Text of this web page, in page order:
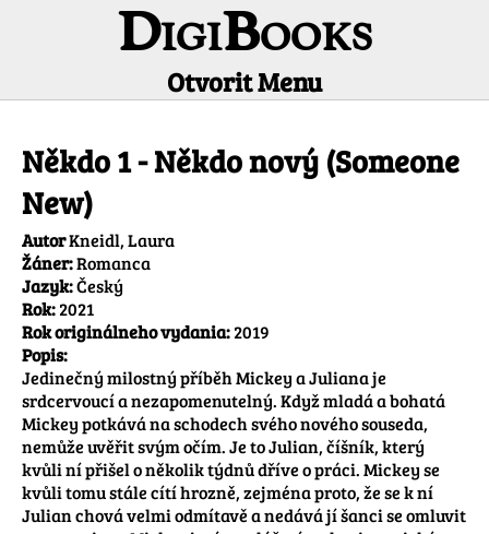
DigiBooks
Otvorit Menu
Někdo 1 - Někdo nový (Someone
New)
AutorKneidl, Laura
Žáner:Romanca
Jazyk:Český
Rok:2021
Rok originálneho vydania:2019
Popis:
Jedinečný milostný příběh Mickey a Juliana je
srdcervoucí a nezapomenutelný. Když mladá a bohatá
Mickey potkává na schodech svého nového souseda,
nemůže uvěřit svým očím. Je to Julian, číšník, který
kvůli ní přišel o několik týdnů dříve o práci. Mickey se
kvůli tomu stále cítí hrozně, zejména proto, že se k ní
Julian chová velmi odmítavě a nedává jí šanci se omluvit